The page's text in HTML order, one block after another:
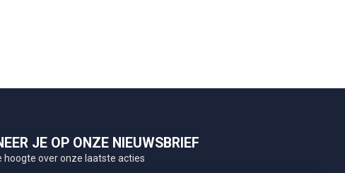
JE OP ONZE NIEUWSBRIEF
hoogte over onze laatste acties